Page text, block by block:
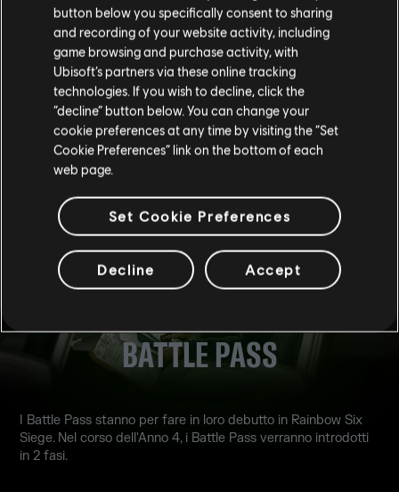
Kayak, sebbene l'area esterna antistante sia stata
trasformata in una Stanza immersioni interna. Nel complesso,
questi nuovi obiettivi dovrebbero essere più praticabili per
tutti, grazie alle nuove possibilità di rotazione e il minor
numero di punti da cui è possibile effettuare uccisioni di
giocatori appena rientrati.
Fai un salto sul server test e prova di persona le modifiche,
sia piccole che grandi! Invia commenti e feedback a
BATTLE PASS
I Battle Pass stanno per fare in loro debutto in Rainbow Six
Siege. Nel corso dell'Anno 4, i Battle Pass verranno introdotti
in 2 fasi.
button below you specifically consent to sharing
and recording of your website activity, including
game browsing and purchase activity, with
Ubisoft’s partners via these online tracking
technologies. If you wish to decline, click the
“decline” button below. You can change your
cookie preferences at any time by visiting the “Set
Cookie Preferences” link on the bottom of each
web page.
Set Cookie Preferences
Decline Accept